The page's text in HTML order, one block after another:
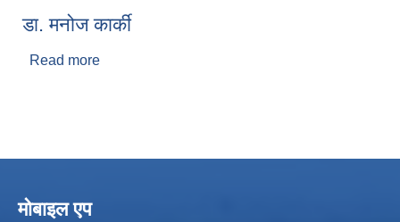
डा. मनोज कार्की
Read more
मोबाइल एप